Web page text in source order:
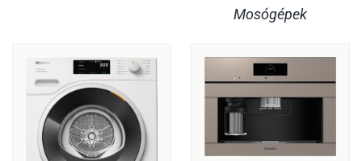
Mosógépek